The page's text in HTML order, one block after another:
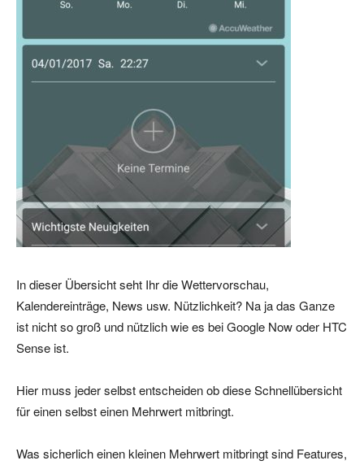
In dieser Übersicht seht Ihr die Wettervorschau,
Kalendereinträge, News usw. Nützlichkeit? Na ja das Ganze
ist nicht so groß und nützlich wie es bei Google Now oder HTC
Sense ist.
Hier muss jeder selbst entscheiden ob diese Schnellübersicht
für einen selbst einen Mehrwert mitbringt.
Was sicherlich einen kleinen Mehrwert mitbringt sind Features,